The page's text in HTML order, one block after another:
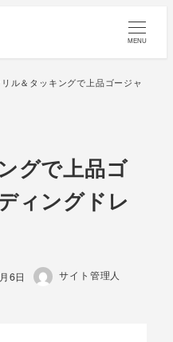
MENU
リル＆タッキングで上品ゴージャ
グで上品ゴ
ィングドレ
6日
著
サイト管理人